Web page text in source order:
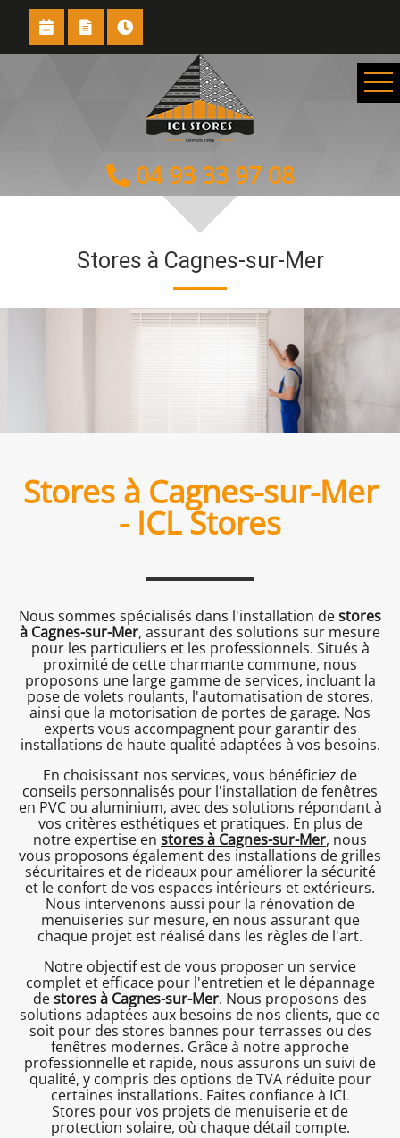
04 93 33 97 08
Stores à Cagnes-sur-Mer
Stores à Cagnes-sur-Mer
- ICL Stores
Nous sommes spécialisés dans l'installation destores
à Cagnes-sur-Mer, assurant des solutions sur mesure
pour les particuliers et les professionnels. Situés à
proximité de cette charmante commune, nous
proposons une large gamme de services, incluant la
pose de volets roulants, l'automatisation de stores,
ainsi que la motorisation de portes de garage. Nos
experts vous accompagnent pour garantir des
installations de haute qualité adaptées à vos besoins.
En choisissant nos services, vous bénéficiez de
conseils personnalisés pour l'installation de fenêtres
en PVC ou aluminium, avec des solutions répondant à
vos critères esthétiques et pratiques. En plus de
notre expertise en stores à Cagnes-sur-Mer, nous
vous proposons également des installations de grilles
sécuritaires et de rideaux pour améliorer la sécurité
et le confort de vos espaces intérieurs et extérieurs.
Nous intervenons aussi pour la rénovation de
menuiseries sur mesure, en nous assurant que
chaque projet est réalisé dans les règles de l'art.
Notre objectif est de vous proposer un service
complet et efficace pour l'entretien et le dépannage
destores à Cagnes-sur-Mer. Nous proposons des
solutions adaptées aux besoins de nos clients, que ce
soit pour des stores bannes pour terrasses ou des
fenêtres modernes. Grâce à notre approche
professionnelle et rapide, nous assurons un suivi de
qualité, y compris des options de TVA réduite pour
certaines installations. Faites confiance à ICL
Stores pour vos projets de menuiserie et de
protection solaire, où chaque détail compte.